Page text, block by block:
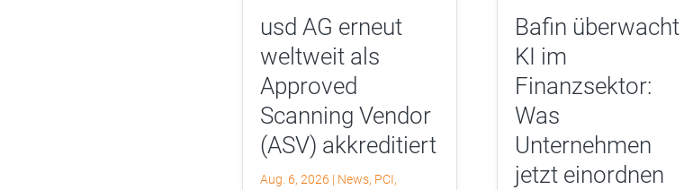
usd AG erneut
weltweit als
Approved
Scanning Vendor
(ASV) akkreditiert
Aug. 6, 2026 | News, PCI,
Bafin überwacht
KI im
Finanzsektor:
Was
Unternehmen
jetzt einordnen